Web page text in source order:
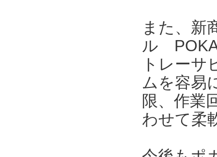
また、新
ル
トレーサ
ムを容易
限、作業
わせて柔